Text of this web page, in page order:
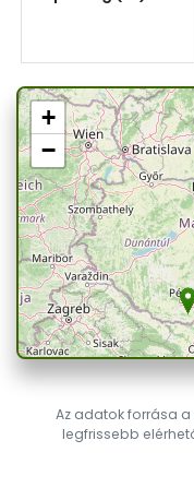
+
−
Az adatok forrása a
legfrissebb